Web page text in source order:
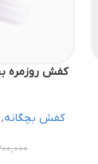
کفش بچگانه